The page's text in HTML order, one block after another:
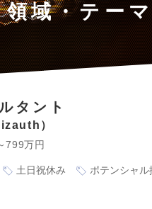
領域・テー
タント
799万円
土日祝休み ポテンシャル